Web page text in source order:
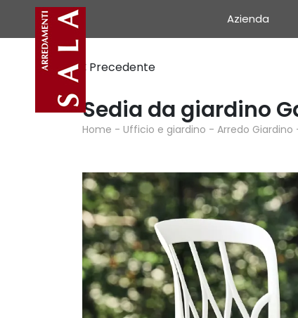
Azienda
Precedente
Sedia da giardino
Home - Ufficio e giardino - Arredo Giardino